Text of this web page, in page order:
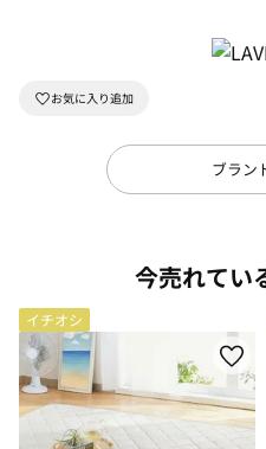
ブラン
今売れてい
イチオシ